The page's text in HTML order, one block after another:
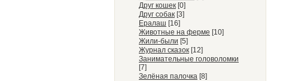
Друг кошек [0]
Друг собак [3]
Ералаш [16]
Животные на ферме [10]
Жили-были [5]
Журнал сказок [12]
Занимательные головоломки
[7]
Зелёная палочка [8]